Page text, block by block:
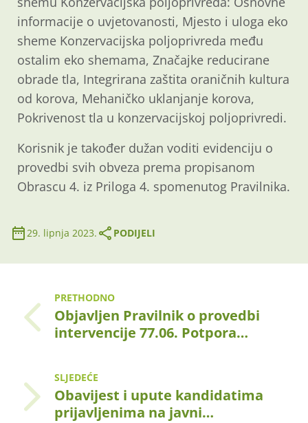
informacije o uvjetovanosti, Mjesto i uloga eko
sheme Konzervacijska poljoprivreda među
ostalim eko shemama, Značajke reducirane
obrade tla, Integrirana zaštita oraničnih kultura
od korova, Mehaničko uklanjanje korova,
Pokrivenost tla u konzervacijskoj poljoprivredi.
Korisnik je također dužan voditi evidenciju o
provedbi svih obveza prema propisanom
Obrascu 4. iz Priloga 4. spomenutog Pravilnika.
29. lipnja 2023. PODIJELI
PRETHODNO
Objavljen Pravilnik o provedbi
intervencije 77.06. Potpora…
SLJEDEĆE
Obavijest i upute kandidatima
prijavljenima na javni…